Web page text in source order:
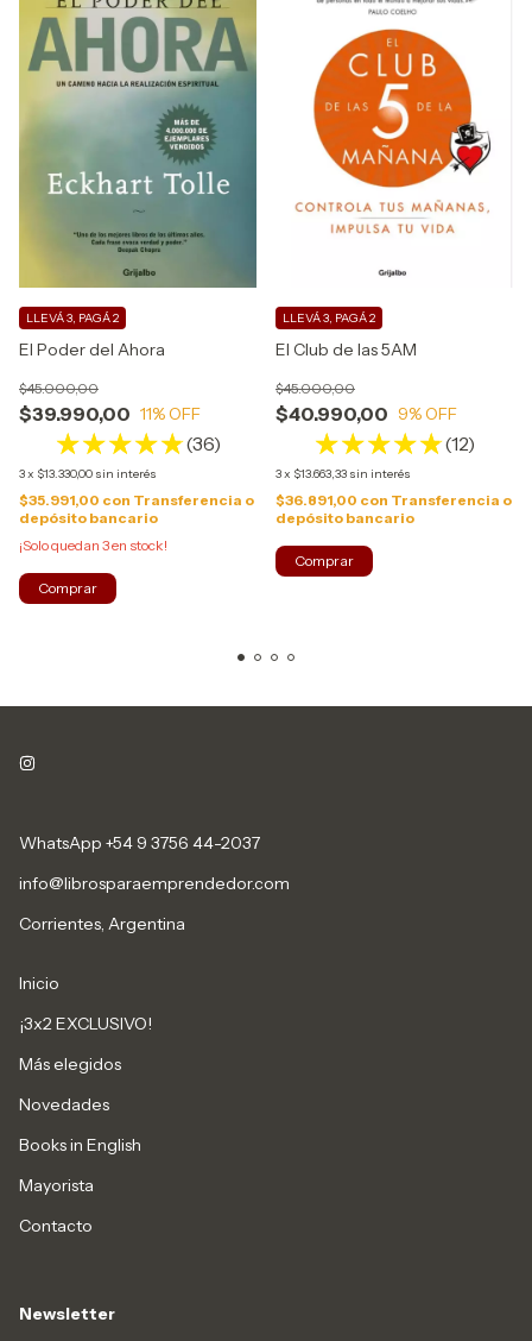
El Poder del Ahora
$39.990,00
$45.000,00
11% OFF
(36)
3x $13.330,00 sin interés
LLEVÁ 3, PAGÁ 2
$35.991,00 con Transferencia o
depósito bancario
¡Solo quedan 3en stock!
El Club de las 5AM
$40.990,00
$45.000,00
9% OFF
(12)
3x $13.663,33 sin interés
LLEVÁ 3, PAGÁ 2
$36.891,00 con Transferencia o
depósito bancario
WhatsApp +54 9 3756 44-2037
info@librosparaemprendedor.com
Corrientes, Argentina
Inicio
¡3x2 EXCLUSIVO!
Más elegidos
Novedades
Books in English
Mayorista
Contacto
Newsletter